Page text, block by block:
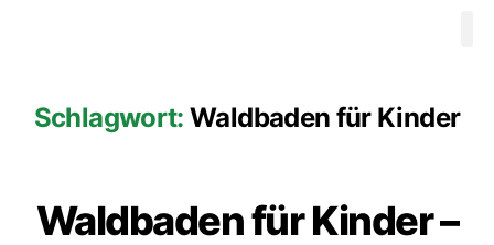
Schlagwort: Waldbaden für Kinder
Waldbaden für Kinder –